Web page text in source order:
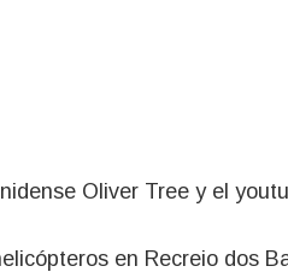
Oliver Tree y el
en Recreio dos